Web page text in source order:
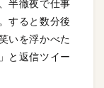
半徹夜で仕事
すると数分後
いを浮かべた
と返信ツイー